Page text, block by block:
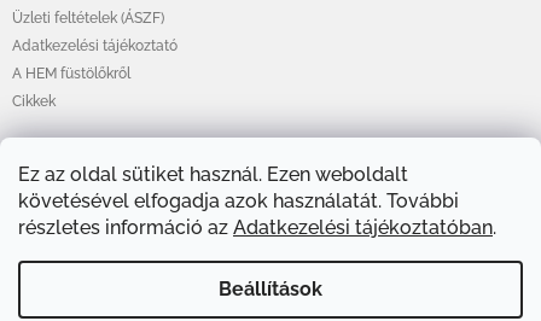
Ez az oldal sütiket használ. Ezen weboldalt
követésével elfogadja azok használatát. További
részletes információ az Adatkezelési tájékoztatóban.
Beállítások
Üzleti feltételek (ÁSZF)
Adatkezelési tájékoztató
A HEM füstölőkről
Cikkek
Online fizetési lehetőséget biztosítunk